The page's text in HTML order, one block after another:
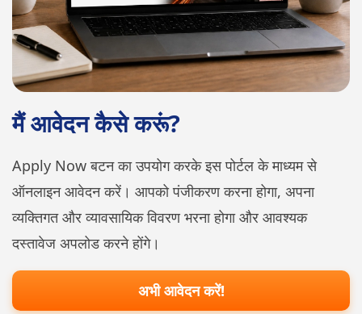
मैं आवेदन कैसे करूं?
Apply Now बटन का उपयोग करके इस पोर्टल के माध्यम से
ऑनलाइन आवेदन करें। आपको पंजीकरण करना होगा, अपना
व्यक्तिगत और व्यावसायिक विवरण भरना होगा और आवश्यक
दस्तावेज अपलोड करने होंगे।
अभी आवेदन करें!